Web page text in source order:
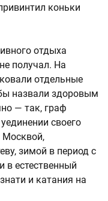
коньки
отдыха
получал. На
отдельные
назвали здоровым
— так, граф
своего
Москвой,
зимой в период с
в естественный
и катания на